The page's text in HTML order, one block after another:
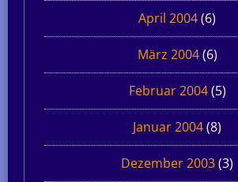
April 2004(6)
März 2004(6)
Februar 2004(5)
Januar 2004(8)
Dezember 2003(3)